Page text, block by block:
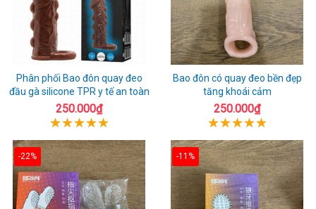
Phân phối Bao đôn quay đeo
đầu gà silicone TPR y tế an toàn
250.000₫
Bao đôn có quay đeo bền đẹp
tăng khoái cảm
250.000₫
-22% -11%